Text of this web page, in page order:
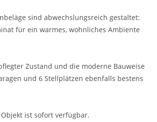
sind abwechslungsreich gestaltet:
für ein warmes, wohnliches Ambiente
Zustand und die moderne Bauweise
und 6 Stellplätzen ebenfalls bestens
ist sofort verfügbar.